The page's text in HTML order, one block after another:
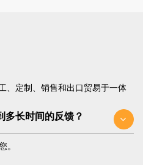
、定制、销售和出口贸易于一体
多长时间的反馈？
。